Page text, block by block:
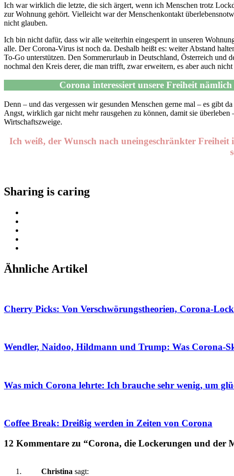
Ich war wirklich die letzte, die sich ärgert, wenn ich Menschen trotz
zur Wohnung gehört. Vielleicht war der Menschenkontakt
nicht glauben.
Ich bin nicht dafür, dass wir alle weiterhin eingesperrt in unseren
alle. Der Corona-Virus ist noch da. Deshalb heißt es: weiter Abstand
To-Go unterstützen. Den Sommerurlaub in Deutschland, Österreich und
nochmal den Kreis derer, die man trifft, zwar erweitern, es aber auch nicht
Corona interessiert unsere Freiheit
Denn – und das vergessen wir gesunden Menschen gerne mal – es gibt
Angst, wirklich gar nicht mehr rausgehen zu können, damit sie
Wirtschaftszweige.
Ich weiß, der Wunsch nach uneingeschränkter
Sharing is caring
Ähnliche Artikel
Cherry Picks: Von Verschwörungstheorien, Corona-
Wendler, Naidoo, Hildmann und Trump: Was Corona-
Was mich Corona lehrte: Ich brauche sehr wenig, um
Coffee Break: Dreißig werden in Zeiten von Corona
12 Kommentare zu “Corona, die Lockerungen und der
Christina sagt: